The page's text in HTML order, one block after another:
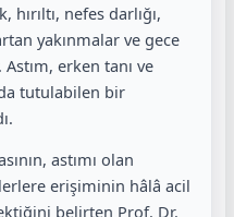
nefes darlığı,
yakınmalar ve gece
erken tanı ve
tutulabilen bir
astımı olan
erişiminin hâlâ acil
belirten Prof. Dr.